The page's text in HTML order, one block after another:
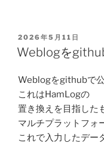
POSTED
ON
2026年5月11日
Weblogを
Weblogをgithubで
これはHamLogの
置き換えを目指した
マルチプラットフォ
これで入力したデー